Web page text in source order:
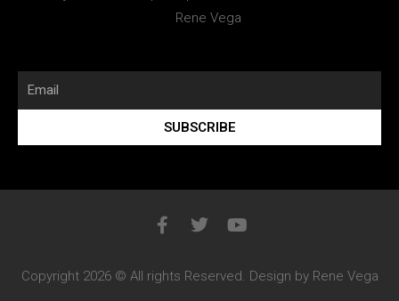
Rene Vega
SUBSCRIBE
Copyright 2026 © All rights Reserved. Design by Rene Vega